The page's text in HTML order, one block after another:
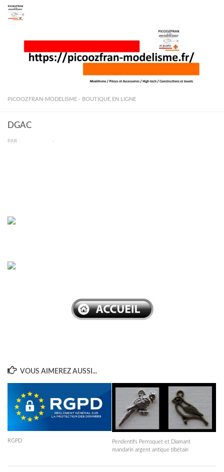
Skip to content
PICOOZFRAN-MODELISME - BOUTIQUE EN LIGNE
DGAC
PAR ·
VOUS AIMEREZ AUSSI...
RGPD
Pendentifs Perroquet et Diamant
mandarin argent antique tibétain